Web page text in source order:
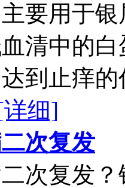
要用于
清中的
到止痒
细]
次复发
次复发